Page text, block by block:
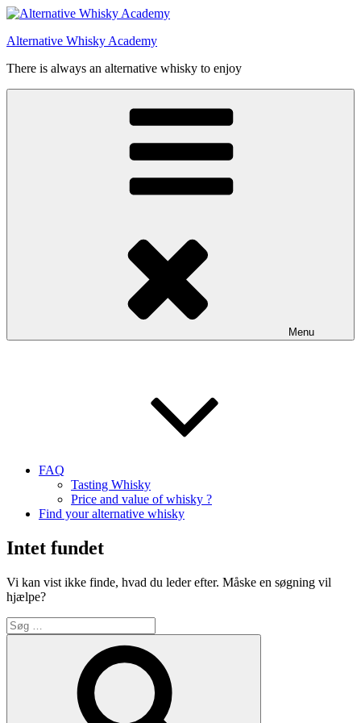
Videre
indhold
Alternative Whisky Academy
There is always an alternative whisky to enjoy
Menu
FAQ
Tasting Whisky
Price and value of whisky ?
Find your alternative whisky
Intet fundet
Vi kan vist ikke finde, hvad du leder efter. Måske en søgning vil
hjælpe?
Søg
efter: